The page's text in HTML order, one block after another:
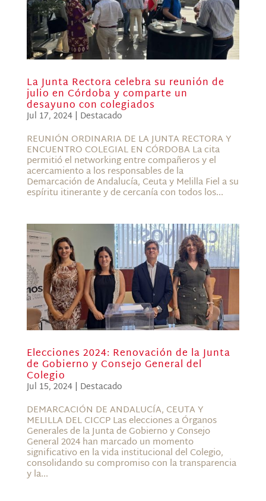
La Junta Rectora celebra su reunión de
julio en Córdoba y comparte un
desayuno con colegiados
Jul 17, 2024| Destacado
REUNIÓN ORDINARIA DE LA JUNTA RECTORA Y
ENCUENTRO COLEGIAL EN CÓRDOBA La cita
permitió el networking entre compañeros y el
acercamiento a los responsables de la
Demarcación de Andalucía, Ceuta y Melilla Fiel a su
espíritu itinerante y de cercanía con todos los...
Elecciones 2024: Renovación de la Junta
de Gobierno y Consejo General del
Colegio
Jul 15, 2024| Destacado
DEMARCACIÓN DE ANDALUCÍA, CEUTA Y
MELILLA DEL CICCP Las elecciones a Órganos
Generales de la Junta de Gobierno y Consejo
General 2024 han marcado un momento
significativo en la vida institucional del Colegio,
consolidando su compromiso con la transparencia
y la...